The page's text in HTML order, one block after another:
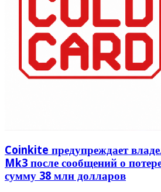
Coinkite предупреждает
Mk3 после сообщений о
сумму 38 млн долларов